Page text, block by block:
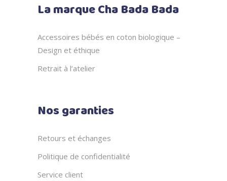
La marque Cha Bada Bada
Accessoires bébés en coton biologique –
Design et éthique
Retrait à l’atelier
Nos garanties
Retours et échanges
Politique de confidentialité
Service client